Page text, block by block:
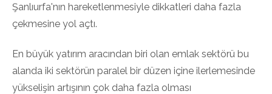
Şanlıurfa'nın hareketlenmesiyle dikkatleri daha fazla
çekmesine yol açtı.
En büyük yatırım aracından biri olan emlak sektörü bu
alanda iki sektörün paralel bir düzen içine ilerlemesinde
yükselişin artışının çok daha fazla olması